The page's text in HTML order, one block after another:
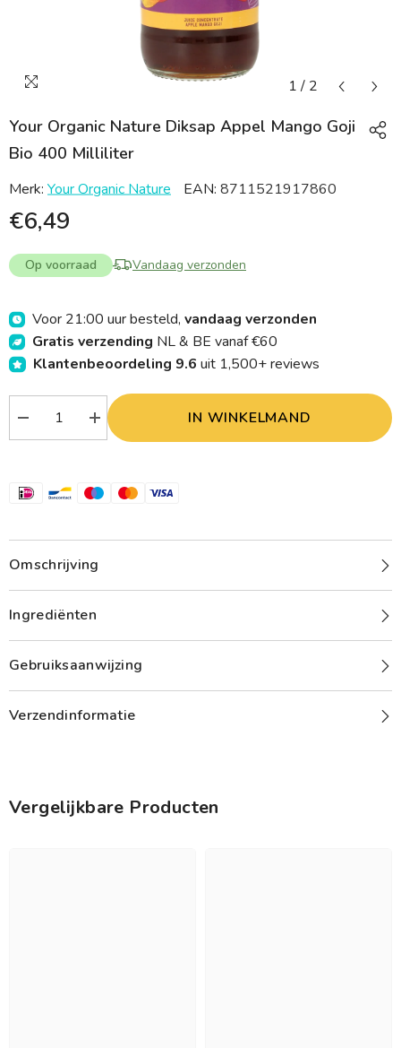
1 / 2
Your Organic Nature Diksap Appel Mango Goji
Bio 400 Milliliter
Merk: Your Organic Nature EAN: 8711521917860
€6,49
Op voorraad Vandaag verzonden
Voor 21:00 uur besteld, vandaag verzonden
Gratis verzending NL & BE vanaf €60
Klantenbeoordeling 9.6 uit 1,500+ reviews
Verlaag
aantal
Diksap
bio
400.00
Milliliter
Verhoog
aantal
Diksap
bio
Milliliter
IN WINKELMAND
Omschrijving
Ingrediënten
Gebruiksaanwijzing
Verzendinformatie
Vergelijkbare Producten